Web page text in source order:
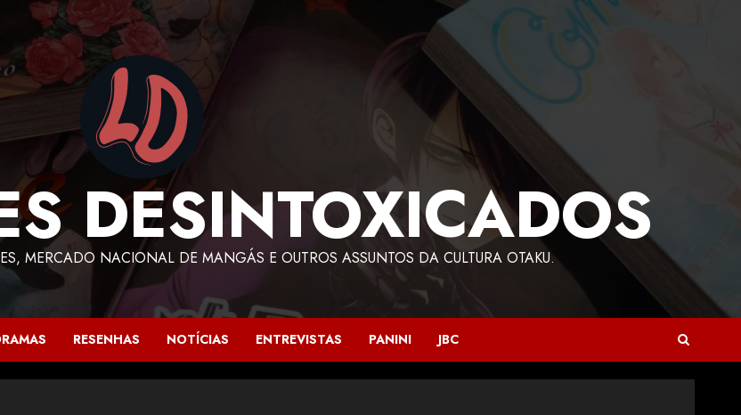
DESINTOXICADOS
MERCADO NACIONAL DE MANGÁS E OUTROS ASSUNTOS DA CULTURA OTAKU.
RESENHAS NOTÍCIAS ENTREVISTAS PANINI JBC